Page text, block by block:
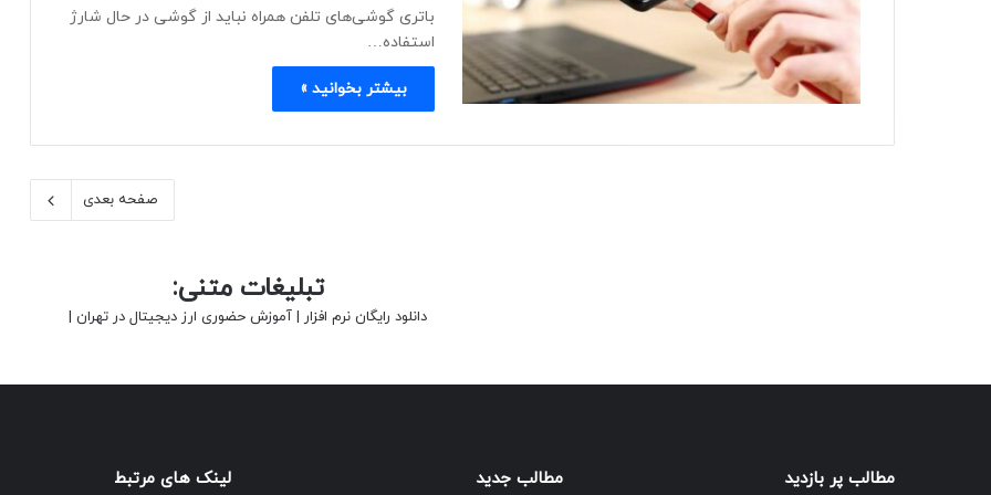
باتری گوشی‌های تلفن همراه نباید از گوشی در حال شارژ
استفاده…
بیشتر بخوانید »
صفحه بعدی
تبلیغات متنی:
دانلود رایگان نرم افزار | آموزش حضوری ارز دیجیتال در تهران |
مطالب پر بازدید مطالب جدید لینک های مرتبط